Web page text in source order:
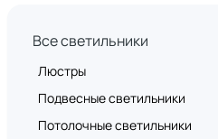
Все светильники
Люстры
Подвесные светильники
Потолочные светильники